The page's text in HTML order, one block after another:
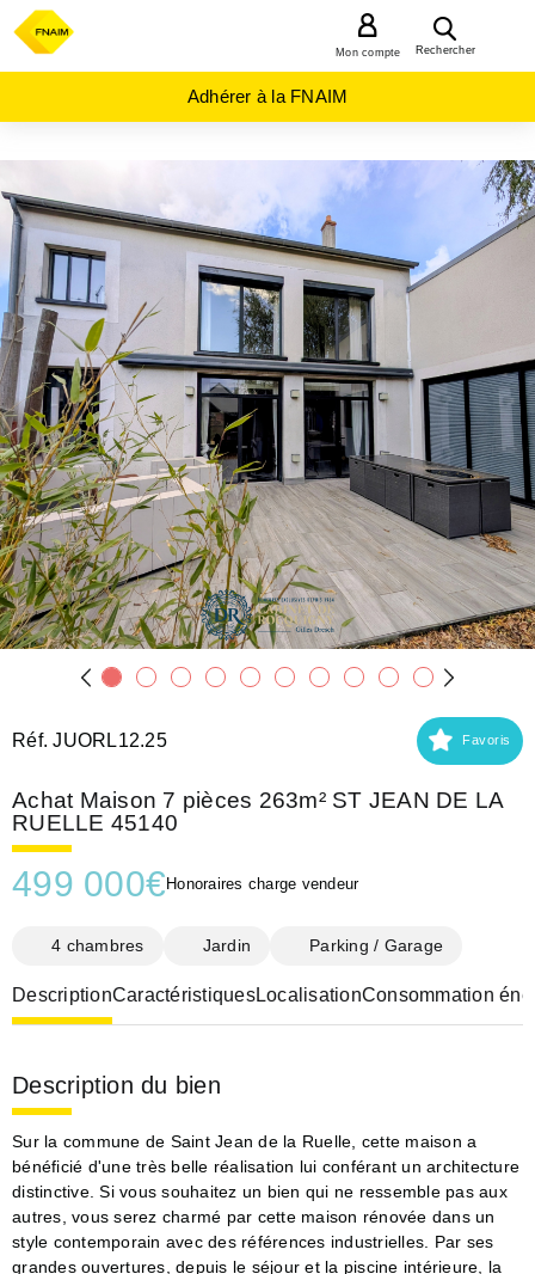
Rechercher
Mon compte
Adhérer à la FNAIM
ACHAT
MAISON
CENTRE-
VAL-DE-
LOIRE
LOIRET
(45)
ST
JEAN
DE LA
RUELLE
(45140)
Réf. JUORL12.25 Favoris
Achat Maison 7 pièces 263m² ST JEAN DE LA
RUELLE 45140
499 000€ Honoraires charge vendeur
4 chambres Jardin Parking / Garage
DescriptionCaractéristiquesLocalisationConsommation
Description du bien
Sur la commune de Saint Jean de la Ruelle, cette maison a
bénéficié d'une très belle réalisation lui conférant un architecture
distinctive. Si vous souhaitez un bien qui ne ressemble pas aux
autres, vous serez charmé par cette maison rénovée dans un
style contemporain avec des références industrielles. Par ses
grandes ouvertures, depuis le séjour et la piscine intérieure, la